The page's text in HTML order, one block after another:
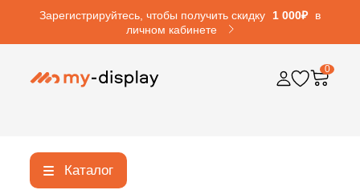
Зарегистрируйтесь, чтобы получить скидку 1 000₽
в
личном кабинете
0
Каталог